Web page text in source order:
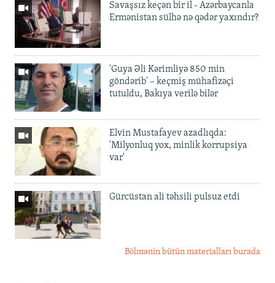
Savaşsız keçən bir il - Azərbaycanla
Ermənistan sülhə nə qədər yaxındır?
'Guya Əli Kərimliyə 850 min
göndərib' – keçmiş mühafizəçi
tutuldu, Bakıya verilə bilər
Elvin Mustafayev azadlıqda:
'Milyonluq yox, minlik korrupsiya
var'
Gürcüstan ali təhsili pulsuz etdi
Bölmənin bütün materialları burada